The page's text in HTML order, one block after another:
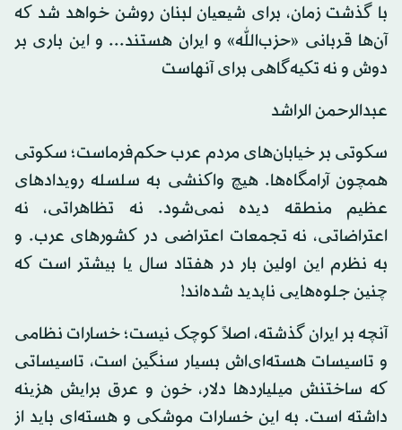
با گذشت زمان، برای شیعیان لبنان روشن خواهد شد که
آن‌ها قربانی «حزب‌الله» و ایران هستند... و این باری بر
دوش و نه تکیه‌گاهی برای آنهاست
عبدالرحمن الراشد
سکوتی بر خیابان‌های مردم عرب حکم‌فرماست؛ سکوتی
همچون آرامگاه‌ها. هیچ واکنشی به سلسله رویدادهای
عظیم منطقه دیده نمی‌شود. نه تظاهراتی، نه
اعتراضاتی، نه تجمعات اعتراضی در کشورهای عرب. و
به نظرم این اولین بار در هفتاد سال یا بیشتر است که
چنین جلوه‌هایی ناپدید شده‌اند!
آنچه بر ایران گذشته، اصلاً کوچک نیست؛ خسارات نظامی
و تاسیسات هسته‌ای‌اش بسیار سنگین است، تاسیساتی
که ساختنش میلیاردها دلار، خون و عرق برایش هزینه
داشته است. به این خسارات موشکی و هسته‌ای باید از